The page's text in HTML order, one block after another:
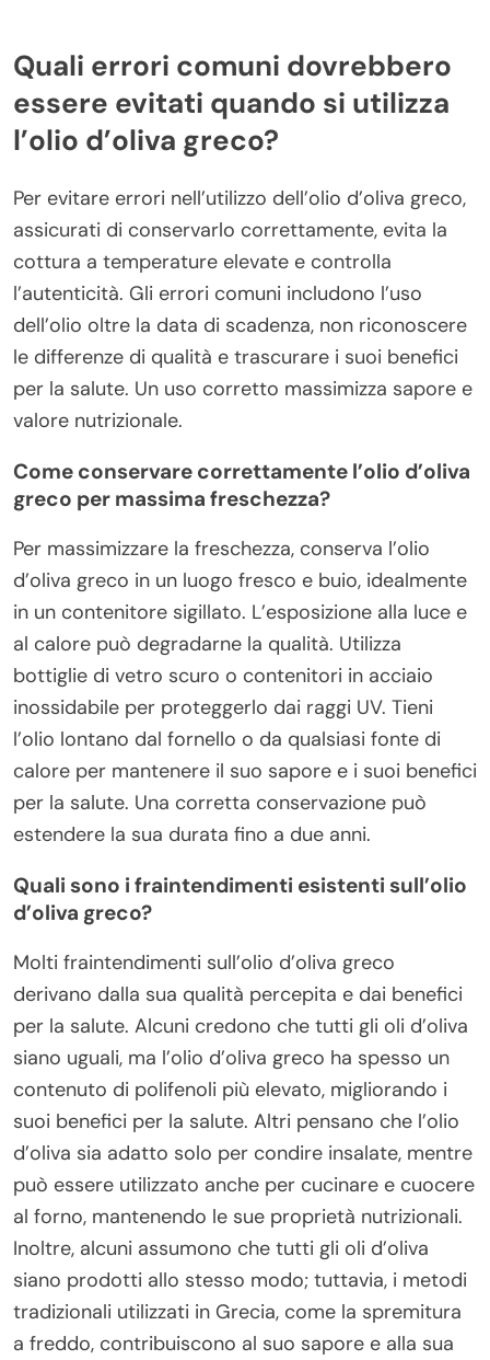
Quali errori comuni dovrebbero
essere evitati quando si utilizza
l’olio d’oliva greco?
Per evitare errori nell’utilizzo dell’olio d’oliva greco,
assicurati di conservarlo correttamente, evita la
cottura a temperature elevate e controlla
l’autenticità. Gli errori comuni includono l’uso
dell’olio oltre la data di scadenza, non riconoscere
le differenze di qualità e trascurare i suoi benefici
per la salute. Un uso corretto massimizza sapore e
valore nutrizionale.
Come conservare correttamente l’olio d’oliva
greco per massima freschezza?
Per massimizzare la freschezza, conserva l’olio
d’oliva greco in un luogo fresco e buio, idealmente
in un contenitore sigillato. L’esposizione alla luce e
al calore può degradarne la qualità. Utilizza
bottiglie di vetro scuro o contenitori in acciaio
inossidabile per proteggerlo dai raggi UV. Tieni
l’olio lontano dal fornello o da qualsiasi fonte di
calore per mantenere il suo sapore e i suoi benefici
per la salute. Una corretta conservazione può
estendere la sua durata fino a due anni.
Quali sono i fraintendimenti esistenti sull’olio
d’oliva greco?
Molti fraintendimenti sull’olio d’oliva greco
derivano dalla sua qualità percepita e dai benefici
per la salute. Alcuni credono che tutti gli oli d’oliva
siano uguali, ma l’olio d’oliva greco ha spesso un
contenuto di polifenoli più elevato, migliorando i
suoi benefici per la salute. Altri pensano che l’olio
d’oliva sia adatto solo per condire insalate, mentre
può essere utilizzato anche per cucinare e cuocere
al forno, mantenendo le sue proprietà nutrizionali.
Inoltre, alcuni assumono che tutti gli oli d’oliva
siano prodotti allo stesso modo; tuttavia, i metodi
tradizionali utilizzati in Grecia, come la spremitura
a freddo, contribuiscono al suo sapore e alla sua